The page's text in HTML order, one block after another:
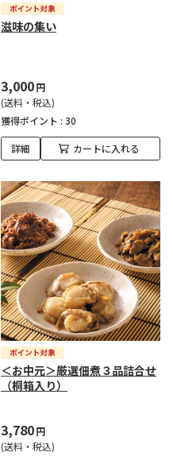
滋味の集い
3,000円
(送料・税込)
獲得ポイント : 30
詳細 カートに入れる
＜お中元＞厳選佃煮３品詰合せ
（桐箱入り）
3,780円
(送料・税込)